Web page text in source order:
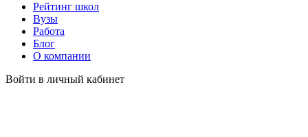
Рейтинг школ
Вузы
Работа
Блог
О компании
Войти в личный кабинет